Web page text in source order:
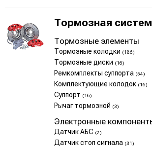
Тормозная
Тормозные элементы
Тормозные колодки (186)
Тормозные диски (16)
Ремкомплекты суппорта (54)
Комплектующие колодок (16)
Суппорт (16)
Рычаг тормозной (3)
Электронные
Датчик АБС (2)
Датчик стоп сигнала (31)